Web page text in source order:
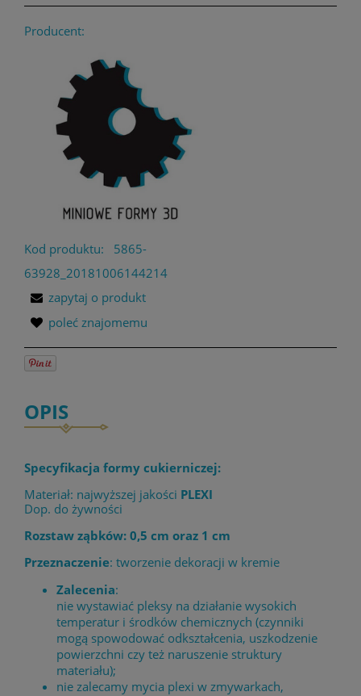
Producent:
Kod produktu:
5865-
63928_20181006144214
zapytaj o produkt
poleć znajomemu
OPIS
Specyfikacja formy cukierniczej:
Materiał: najwyższej jakości PLEXI
Dop. do żywności
Rozstaw ząbków: 0,5 cm oraz 1 cm
Przeznaczenie: tworzenie dekoracji w kremie
Zalecenia:
nie wystawiać pleksy na działanie wysokich
temperatur i środków chemicznych (czynniki
mogą spowodować odkształcenia, uszkodzenie
powierzchni czy też naruszenie struktury
materiału);
nie zalecamy mycia plexi w zmywarkach,